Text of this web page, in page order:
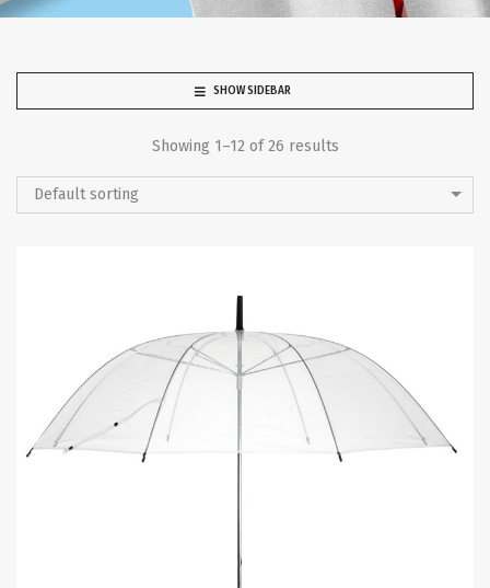
SHOW SIDEBAR
Showing 1–12 of 26 results
Default sorting